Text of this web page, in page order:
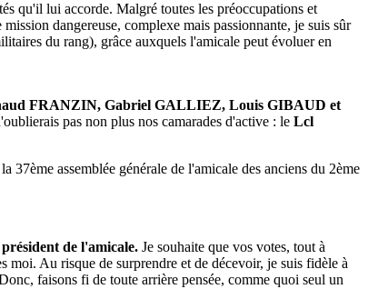
qu'il lui accorde. Malgré toutes les préoccupations et
dangereuse, complexe mais passionnante, je suis sûr
du rang), grâce auxquels l'amicale peut évoluer en
FRANZIN, Gabriel GALLIEZ, Louis GIBAUD et
pas non plus nos camarades d'active : le Lcl
37ème assemblée générale de l'amicale des anciens du 2ème
de l'amicale. Je souhaite que vos votes, tout à
moi. Au risque de surprendre et de décevoir, je suis fidèle à
faisons fi de toute arrière pensée, comme quoi seul un